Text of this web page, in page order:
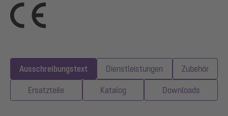
Ausschreibungstext Dienstleistungen Zubehör
Ersatzteile Katalog Downloads